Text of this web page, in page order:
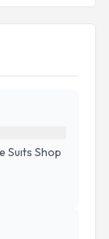
Suıts Shop